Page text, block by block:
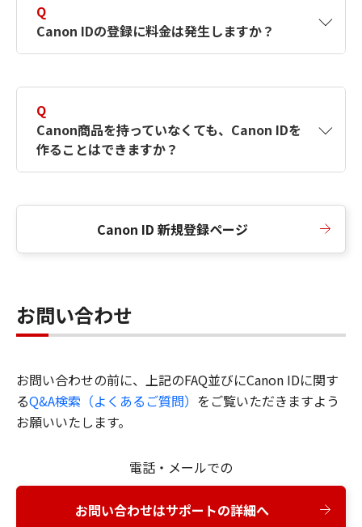
択したサービスから取得します。アカウントを
簡単に作成できるように、この情報を使用して
Canon IDの登録フォームを入力します。
Q
Canon IDの登録に料金は発生しますか？
Q
Canon商品を持っていなくても、Canon IDを
作ることはできますか？
Canon ID 新規登録ページ
お問い合わせ
お問い合わせの前に、上記のFAQ並びにCanon IDに関す
るQ&A検索（よくあるご質問） をご覧いただきますよう
お願いいたします。
電話・メールでの
お問い合わせはサポートの詳細へ